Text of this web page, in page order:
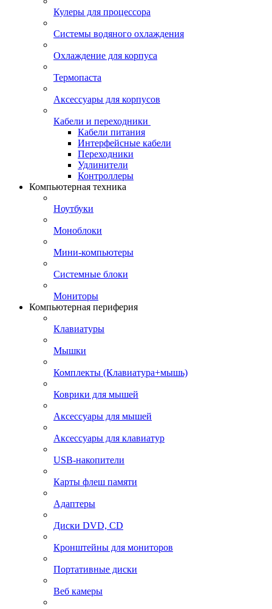
Кулеры для процессора
Системы водяного охлаждения
Охлаждение для корпуса
Термопаста
Аксессуары для корпусов
Кабели и переходники
Кабели питания
Интерфейсные кабели
Переходники
Удлинители
Контроллеры
Компьютерная техника
Ноутбуки
Моноблоки
Мини-компьютеры
Системные блоки
Мониторы
Компьютерная периферия
Клавиатуры
Мышки
Комплекты (Клавиатура+мышь)
Коврики для мышей
Аксессуары для мышей
Аксессуары для клавиатур
USB-накопители
Карты флеш памяти
Адаптеры
Диски DVD, CD
Кронштейны для мониторов
Портативные диски
Веб камеры